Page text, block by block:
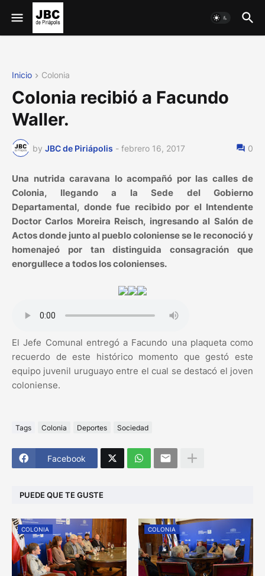
Inicio Colonia
Colonia recibió a Facundo
Waller.
by JBC de Piriápolis - febrero 16, 2017 0
Una nutrida caravana lo acompañó por las calles de
Colonia, llegando a la Sede del Gobierno
Departamental, donde fue recibido por el Intendente
Doctor Carlos Moreira Reisch, ingresando al Salón de
Actos donde junto al pueblo coloniense se le reconoció y
homenajeó por tan distinguida consagración que
enorgullece a todos los colonienses.
El Jefe Comunal entregó a Facundo una plaqueta como
recuerdo de este histórico momento que gestó este
equipo juvenil uruguayo entre el cual se destacó el joven
coloniense.
Tags Colonia Deportes Sociedad
Facebook
PUEDE QUE TE GUSTE
COLONIA COLONIA